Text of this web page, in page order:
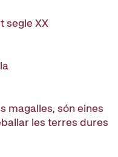
segle XX
magalles, són eines
les terres dures